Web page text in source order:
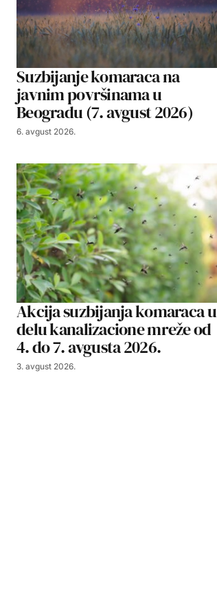
Suzbijanje komaraca na
javnim površinama u
Beogradu (7. avgust 2026)
6. avgust 2026.
Akcija suzbijanja komaraca u
delu kanalizacione mreže od
4. do 7. avgusta 2026.
3. avgust 2026.